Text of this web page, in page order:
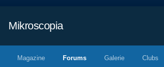
Mikroscopia
Magazine Forums Galerie Clubs